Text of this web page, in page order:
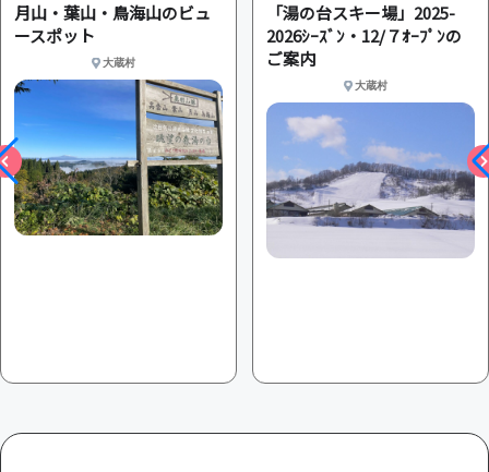
月山・葉山・鳥海山のビュ
ースポット
大蔵村
「湯の台スキー場」2025-
2026ｼｰｽﾞﾝ・12/７ｵｰﾌﾟﾝの
ご案内
大蔵村